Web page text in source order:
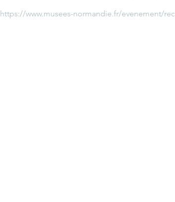
https://www.musees-normandie.fr/evenement/